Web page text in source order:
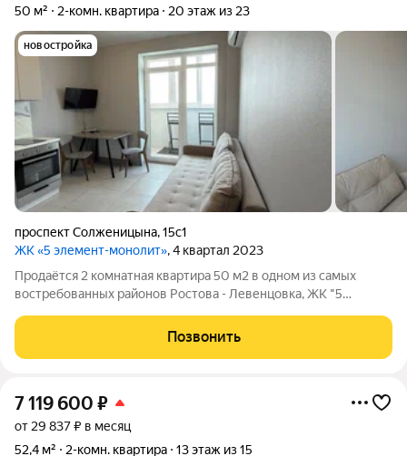
50 м² 2-комн. квартира 20 этаж из 23
новостройка
проспект Солженицына,15с1
ЖК «5 элемент-монолит», 4 квартал 2023
Продаётся 2 комнатная квартира 50 м2 в одном из самых
востребованных районов Ростова - Левенцовка, ЖК "5
тёплая, светлая и по настоящему уютная квартира. Здесь всё
продумано до мелочей: -
Позвонить
7 119 600 ₽
от 29 837 ₽ в месяц
52,4 м²
2-комн. квартира 13 этаж из 15